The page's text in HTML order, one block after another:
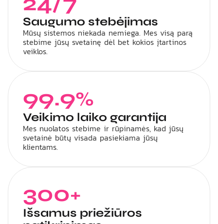
Saugumo stebėjimas
Mūsų sistemos niekada nemiega. Mes visą parą
stebime jūsų svetainę dėl bet kokios įtartinos
veiklos.
99.9%
Veikimo laiko garantija
Mes nuolatos stebime ir rūpinamės, kad jūsų
svetainė būtų visada pasiekiama jūsų
klientams.
300+
Išsamus priežiūros